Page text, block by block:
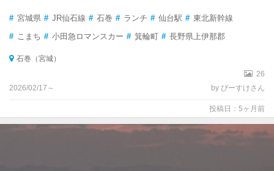
# 宮城県 # JR仙石線 # 石巻 # ランチ # 仙台駅 # 東北新幹線
# こまち # 小田急ロマンスカー # 箕輪町 # 長野県上伊那郡
石巻（宮城）
26
2026/02/17～
by ぴーすけさん
投稿日：5ヶ月前